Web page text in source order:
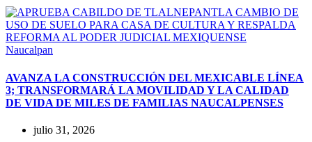
Naucalpan
AVANZA LA CONSTRUCCIÓN DEL MEXICABLE LÍNEA
3; TRANSFORMARÁ LA MOVILIDAD Y LA CALIDAD
DE VIDA DE MILES DE FAMILIAS NAUCALPENSES
julio 31, 2026